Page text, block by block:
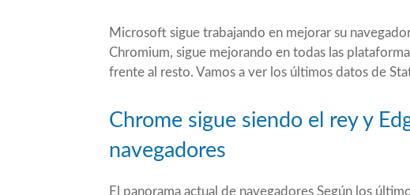
Microsoft sigue trabajando en mejorar su
Chromium, sigue mejorando en todas las
frente al resto. Vamos a ver los últimos datos de
Chrome sigue siendo el rey y
navegadores
El panorama actual de navegadores Según los